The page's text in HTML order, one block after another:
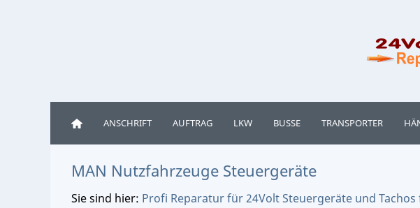
ANSCHRIFT AUFTRAG LKW BUSSE TRANSPORTER
MAN Nutzfahrzeuge Steuergeräte
Sie sind hier: Profi Reparatur für 24Volt Steuergeräte und Tachos